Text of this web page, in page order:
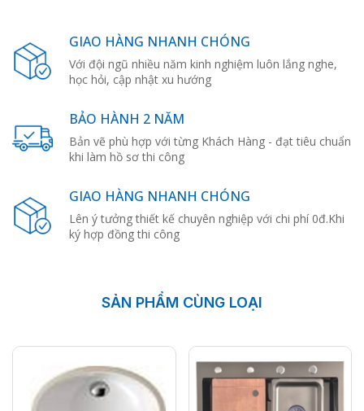
GIAO HÀNG NHANH CHÓNG
Với đội ngũ nhiều năm kinh nghiệm luôn lắng nghe,
học hỏi, cập nhật xu hướng
BẢO HÀNH 2 NĂM
Bản vẽ phù hợp với từng Khách Hàng - đạt tiêu chuẩn
khi làm hồ sơ thi công
GIAO HÀNG NHANH CHÓNG
Lên ý tưởng thiết kế chuyên nghiệp với chi phí 0đ.Khi
ký hợp đồng thi công
SẢN PHẨM CÙNG LOẠI